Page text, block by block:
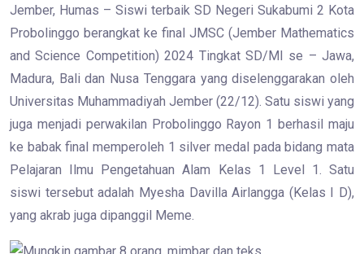
Jember, Humas – Siswi terbaik SD Negeri Sukabumi 2 Kota
Probolinggo berangkat ke final JMSC (Jember Mathematics
and Science Competition) 2024 Tingkat SD/MI se – Jawa,
Madura, Bali dan Nusa Tenggara yang diselenggarakan oleh
Universitas Muhammadiyah Jember (22/12). Satu siswi yang
juga menjadi perwakilan Probolinggo Rayon 1 berhasil maju
ke babak final memperoleh 1 silver medal pada bidang mata
Pelajaran Ilmu Pengetahuan Alam Kelas 1 Level 1. Satu
siswi tersebut adalah Myesha Davilla Airlangga (Kelas I D),
yang akrab juga dipanggil Meme.